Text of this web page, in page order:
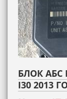
БЛОК АБС
I30 2013